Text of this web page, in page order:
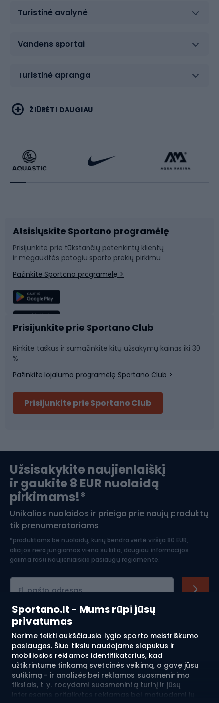
Sportano.lt - Mums rūpi jūsų
privatumas
Norime teikti aukščiausio lygio sporto meistriškumo
paslaugas. Šiuo tikslu naudojame slapukus ir
mobiliosios reklamos identifikatorius, kad
užtikrintume tinkamą svetainės veikimą, o gavę jūsų
sutikimą - ir analizės bei reklamos suasmeninimo
tikslais, t. y. rodydami suasmenintą turinį ir jūsų
interesams pritaikytas reklamas bei matuodami jų
Turistinė avalynė
Vandens sportai
Turistinė apranga
Bėgimas
Dviratininkų apranga
Dviračių dalys
Laipiojimas
Žvejyba
Sportinė medicina
Koviniai sportai
Rakečių sportas
Rogutės ir čiuožynės
Snieglenčių sportas
Plaukimas
Komandinis sportas
Slidinėjimas
Apranga žiemos sportui
Šiaurietiškas ėjimas
ŽIŪRĖTI DAUGIAU
Atsisiųskite Sportano programėlę
Prisijunkite prie tūkstančių patenkintų klientų
ir mėgaukitės patogiu sporto prekių pirkimu
Pažinkite Sportano programėlę >
Prisijunkite prie Sportano Club
Rinkite taškus ir sumažinkite kitų užsakymų kainas iki 30
%
Pažinkite lojalumo programėlę Sportano Club >
Prisijunkite prie Sportano Club
Užsisakykite naujienlaiškį
ir gaukite 8 EUR nuolaidą
pirkimams!*
Unikalios nuolaidos ir prieiga prie naujų produktų
tik prenumeratoriams
*produktams be nuolaidų, kurių bendra vertė viršija 80 EUR,
akcijos nėra jungiamos viena su kita, daugiau informacijos
galima rasti Naujienlaiškio paslaugų reglamente.
El. pašto adresas
Pirkimas
Klientų aptarnavimas
Reglamentai